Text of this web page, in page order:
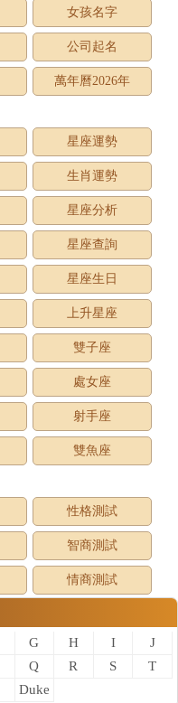
女孩名字
公司起名
萬年曆2026年
星座運勢
生肖運勢
星座分析
星座查詢
星座生日
上升星座
雙子座
處女座
射手座
雙魚座
性格測試
智商測試
情商測試
G H I
J
Q R S
T
Duke